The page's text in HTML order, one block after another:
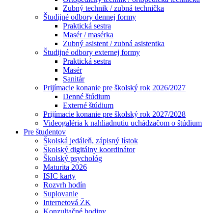
Zubný technik / zubná technička
Študijné odbory dennej formy
Praktická sestra
Masér / masérka
Zubný asistent / zubná asistentka
Študijné odbory externej formy
Praktická sestra
Masér
Sanitár
Prijímacie konanie pre školský rok 2026/2027
Denné štúdium
Externé štúdium
Prijímacie konanie pre školský rok 2027/2028
Videogaléria k nahliadnutiu uchádzačom o štúdium
Pre študentov
Školská jedáleň, zápisný lístok
Školský digitálny koordinátor
Školský psychológ
Maturita 2026
ISIC karty
Rozvrh hodín
Suplovanie
Internetová ŽK